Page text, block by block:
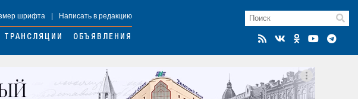
шрифта Написать в редакцию
ТРАНСЛЯЦИИ ОБЪЯВЛЕНИЯ